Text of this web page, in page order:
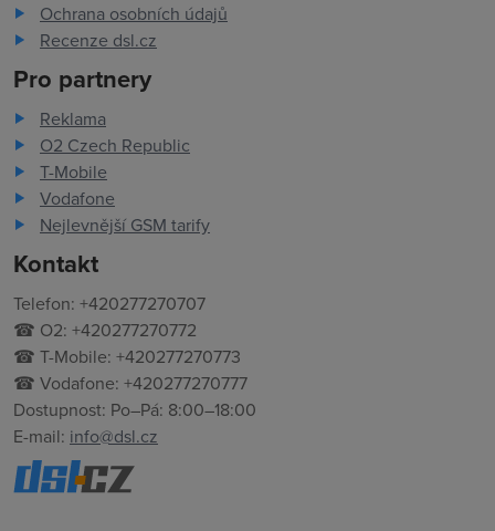
Ochrana osobních údajů
Recenze dsl.cz
Pro partnery
Reklama
O2 Czech Republic
T-Mobile
Vodafone
Nejlevnější GSM tarify
Kontakt
Telefon: +420277270707
☎ O2: +420277270772
☎ T-Mobile: +420277270773
☎ Vodafone: +420277270777
Dostupnost: Po–Pá: 8:00–18:00
E-mail: info@dsl.cz